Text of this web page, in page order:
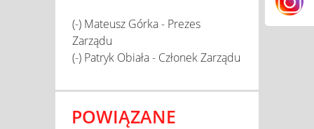
(-) Mateusz Górka - Prezes
Zarządu
(-) Patryk Obiała - Członek Zarządu
POWIĄZANE